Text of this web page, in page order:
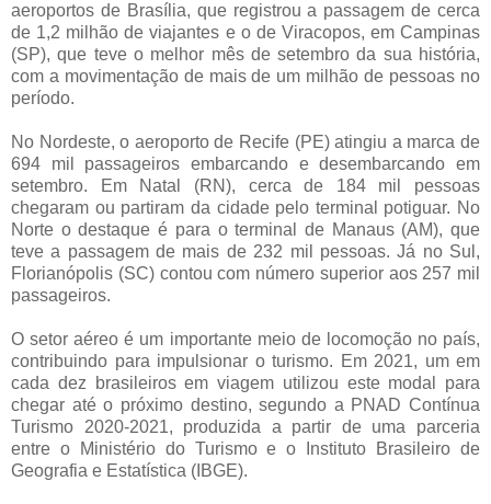
aeroportos de Brasília, que registrou a passagem de cerca
de 1,2 milhão de viajantes e o de Viracopos, em Campinas
(SP), que teve o melhor mês de setembro da sua história,
com a movimentação de mais de um milhão de pessoas no
período.
No Nordeste, o aeroporto de Recife (PE) atingiu a marca de
694 mil passageiros embarcando e desembarcando em
setembro. Em Natal (RN), cerca de 184 mil pessoas
chegaram ou partiram da cidade pelo terminal potiguar. No
Norte o destaque é para o terminal de Manaus (AM), que
teve a passagem de mais de 232 mil pessoas. Já no Sul,
Florianópolis (SC) contou com número superior aos 257 mil
passageiros.
O setor aéreo é um importante meio de locomoção no país,
contribuindo para impulsionar o turismo. Em 2021, um em
cada dez brasileiros em viagem utilizou este modal para
chegar até o próximo destino, segundo a PNAD Contínua
Turismo 2020-2021, produzida a partir de uma parceria
entre o Ministério do Turismo e o Instituto Brasileiro de
Geografia e Estatística (IBGE).